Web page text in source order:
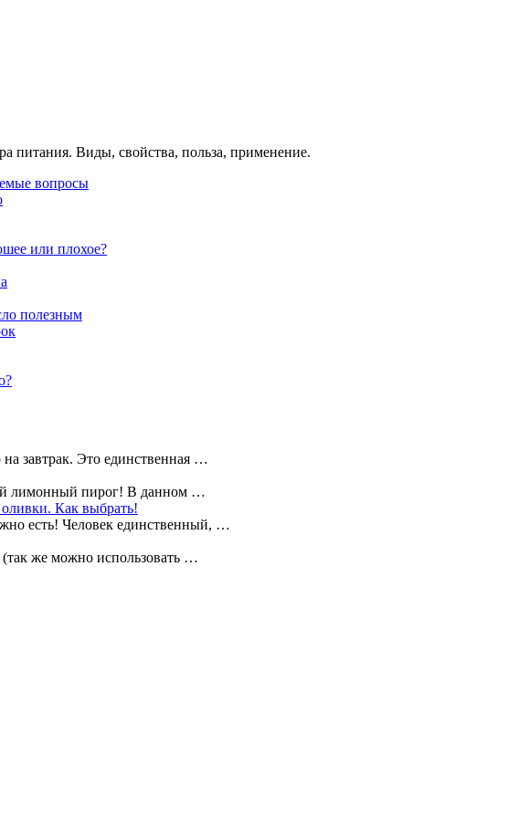
питания. Виды, свойства, польза, применение.
вопросы
или плохое?
полезным
завтрак. Это единственная …
лимонный пирог! В данном …
Как выбрать!
есть! Человек единственный, …
же можно использовать …